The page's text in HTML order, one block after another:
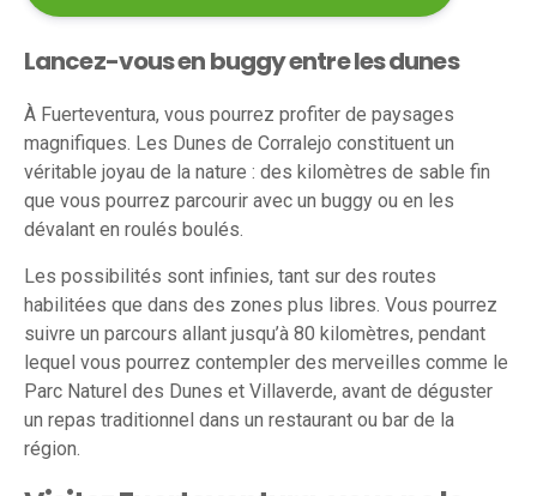
Lancez-vous en buggy entre les dunes
À Fuerteventura, vous pourrez profiter de paysages
magnifiques. Les Dunes de Corralejo constituent un
véritable joyau de la nature : des kilomètres de sable fin
que vous pourrez parcourir avec un buggy ou en les
dévalant en roulés boulés.
Les possibilités sont infinies, tant sur des routes
habilitées que dans des zones plus libres. Vous pourrez
suivre un parcours allant jusqu’à 80 kilomètres, pendant
lequel vous pourrez contempler des merveilles comme le
Parc Naturel des Dunes et Villaverde, avant de déguster
un repas traditionnel dans un restaurant ou bar de la
région.